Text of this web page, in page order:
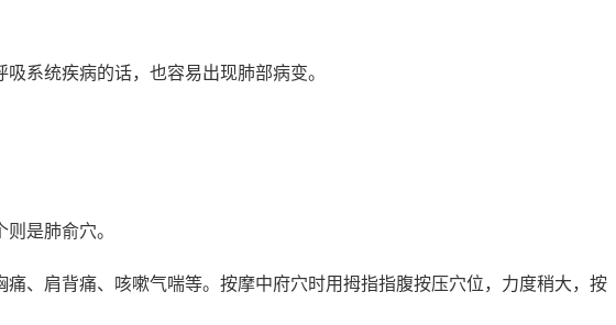
系统疾病的话，也容易出现肺部病变。
是肺俞穴。
、肩背痛、咳嗽气喘等。按摩中府穴时用拇指指腹按压穴位，力度稍大，按